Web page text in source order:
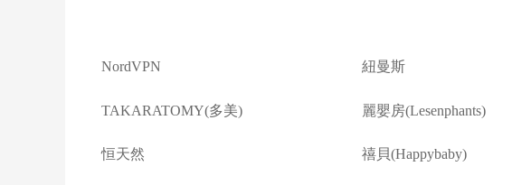
NordVPN 紐曼斯
TAKARATOMY(多美) 麗嬰房(Lesenphants)
恒天然 禧貝(Happybaby)